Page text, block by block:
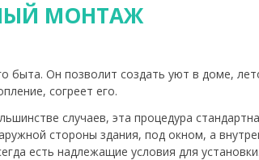
МОНТАЖ
быта. Он позволит создать уют в доме,
согреет его.
случаев, эта процедура
стороны здания, под окном, а
есть надлежащие условия для